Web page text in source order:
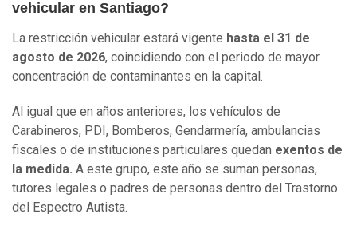
vehicular en Santiago?
La restricción vehicular estará vigente hasta el 31 de
agosto de 2026, coincidiendo con el periodo de mayor
concentración de contaminantes en la capital.
Al igual que en años anteriores, los vehículos de
Carabineros, PDI, Bomberos, Gendarmería, ambulancias
fiscales o de instituciones particulares quedan exentos de
la medida. A este grupo, este año se suman personas,
tutores legales o padres de personas dentro del Trastorno
del Espectro Autista.